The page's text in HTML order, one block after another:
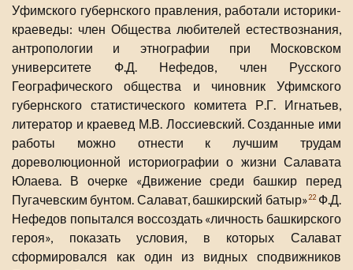
Уфимского губернского правления, работали историки-
краеведы: член Общества любителей естествознания,
антропологии и этнографии при Московском
университете Ф.Д. Нефедов, член Русского
Географического общества и чиновник Уфимского
губернского статистического комитета Р.Г. Игнатьев,
литератор и краевед М.В. Лоссиевский. Созданные ими
работы можно отнести к лучшим трудам
дореволюционной историографии о жизни Салавата
Юлаева. В очерке «Движение среди башкир перед
Пугачевским бунтом. Салават, башкирский батыр»22Ф.Д.
Нефедов попытался воссоздать «личность башкирского
героя», показать условия, в которых Салават
сформировался как один из видных сподвижников